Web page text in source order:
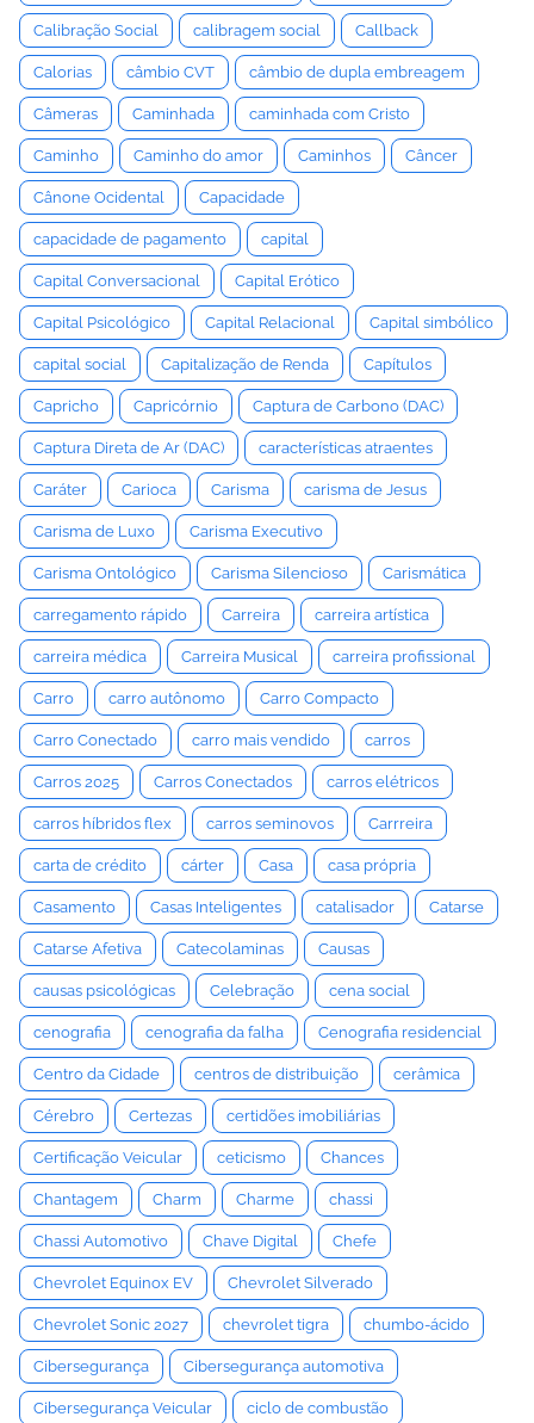
Calibração Social calibragem social Callback
Calorias câmbio CVT câmbio de dupla embreagem
Câmeras Caminhada caminhada com Cristo
Caminho Caminho do amor Caminhos Câncer
Cânone Ocidental Capacidade
capacidade de pagamento capital
Capital Conversacional Capital Erótico
Capital Psicológico Capital Relacional Capital simbólico
capital social Capitalização de Renda Capítulos
Capricho Capricórnio Captura de Carbono (DAC)
Captura Direta de Ar (DAC) características atraentes
Caráter Carioca Carisma carisma de Jesus
Carisma de Luxo Carisma Executivo
Carisma Ontológico Carisma Silencioso Carismática
carregamento rápido Carreira carreira artística
carreira médica Carreira Musical carreira profissional
Carro carro autônomo Carro Compacto
Carro Conectado carro mais vendido carros
Carros 2025 Carros Conectados carros elétricos
carros híbridos flex carros seminovos Carrreira
carta de crédito cárter Casa casa própria
Casamento Casas Inteligentes catalisador Catarse
Catarse Afetiva Catecolaminas Causas
causas psicológicas Celebração cena social
cenografia cenografia da falha Cenografia residencial
Centro da Cidade centros de distribuição cerâmica
Cérebro Certezas certidões imobiliárias
Certificação Veicular ceticismo Chances
Chantagem Charm Charme chassi
Chassi Automotivo Chave Digital Chefe
Chevrolet Equinox EV Chevrolet Silverado
Chevrolet Sonic 2027 chevrolet tigra chumbo-ácido
Cibersegurança Cibersegurança automotiva
Cibersegurança Veicular ciclo de combustão